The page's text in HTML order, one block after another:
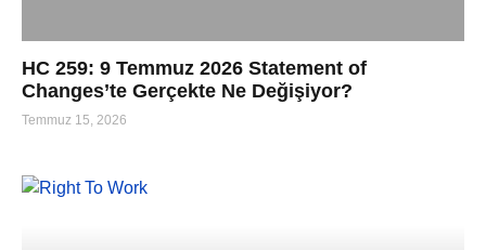
HC 259: 9 Temmuz 2026 Statement of
Changes’te Gerçekte Ne Değişiyor?
Temmuz 15, 2026